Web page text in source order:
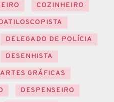
COZINHEIRO
DELEGADO DE POLÍCIA
DESENHISTA
GRÁFICAS
DESPENSEIRO